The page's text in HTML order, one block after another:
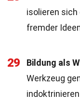
isolieren
fremder
29 Bildung als
Werkzeug